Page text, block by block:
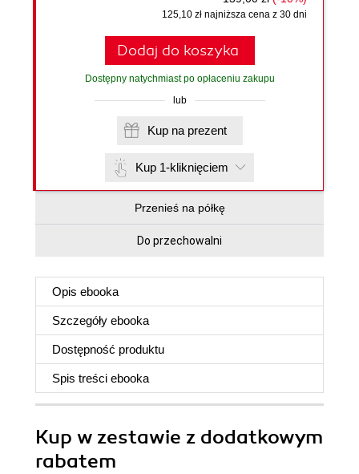
125,10 zł najniższa cena z 30 dni
Dodaj do koszyka
Dostępny natychmiast po opłaceniu zakupu
lub
Kup na prezent
Kup 1-kliknięciem
Przenieś na półkę
Do przechowalni
Opis ebooka
Szczegóły ebooka
Dostępność produktu
Spis treści ebooka
Kup w zestawie z dodatkowym
rabatem